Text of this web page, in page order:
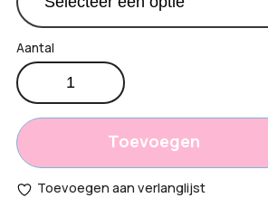
Productprijs:
Totaal
opties:
Stoere
waterfles
620
ml
aantal
Toevoegen
Toevoegen aan verlanglijst